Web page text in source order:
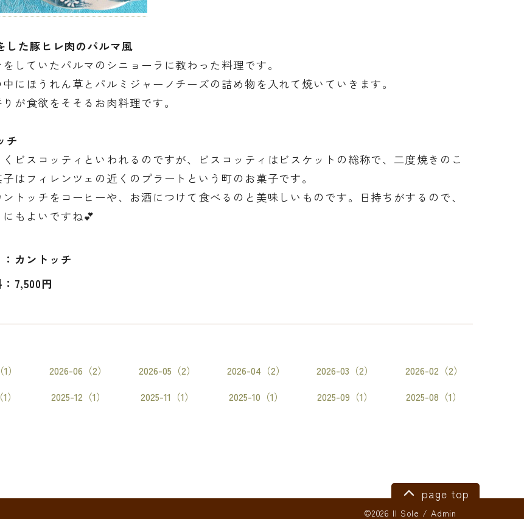
した豚ヒレ肉のパルマ風
をしていたパルマのシニョーラに教わった料理です。
にほうれん草とパルミジャーノチーズの詰め物を入れて焼いていきます。
が食欲をそそるお肉料理です。
チ
くビスコッティといわれるのですが、ビスコッティはビスケットの総称で、二度焼きのこ
はフィレンツェの近くのプラートという町のお菓子です。
ントッチをコーヒーや、お酒につけて食べるのと美味しいものです。日持ちがするので、
もよいですね💕
カントッチ
7,500円
） 2026-06（2） 2026-05（2） 2026-04（2） 2026-03（2）
2026-02（2）
）
2025-12（1） 2025-11（1） 2025-10（1） 2025-09（1） 2025-08（1）
page top
©2026 Il Sole / Admin